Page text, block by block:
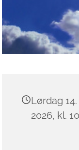
Lørdag
2026, kl.